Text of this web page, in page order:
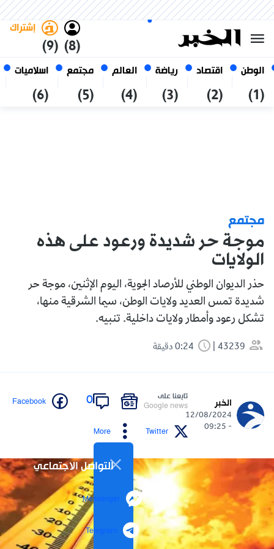
الوطن
(1)
اقتصاد
(2)
رياضة
(3)
العالم
(4)
مجتمع
(5)
اسلاميات
(6)
(8)
إشتراك
(9)
07 أغسطس 2026
الجزائر
مجتمع
موجة حر شديدة ورعود على هذه
الولايات
حذر الديوان الوطني للأرصاد الجوية، اليوم الإثنين، موجة حر
شديدة تمس العديد ولايات الوطن، سيما الشرقية منها،
تشكل رعود وأمطار ولايات داخلية. تنبيه.
43239
الخبر
12/08/2024
- 09:25
تابعنا على
Google news
0
Facebook
Twitter
More
التواصل الاجتماعي
Messenger
Telegram